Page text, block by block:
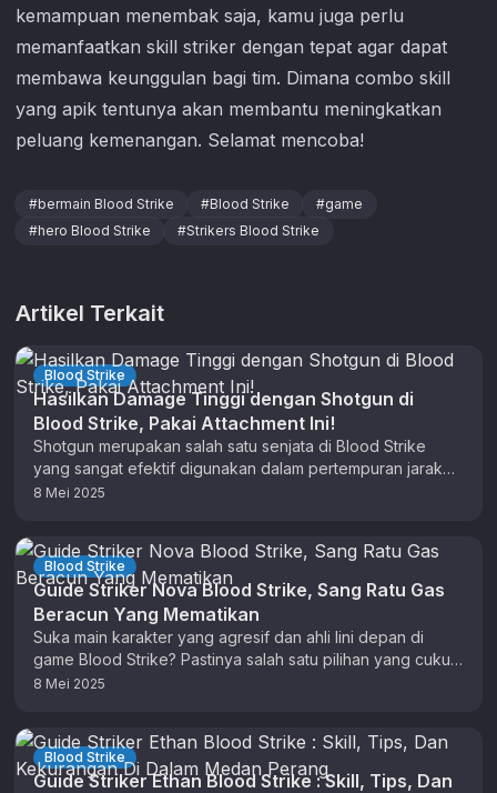
kemampuan menembak saja, kamu juga perlu
memanfaatkan skill striker dengan tepat agar dapat
membawa keunggulan bagi tim. Dimana combo skill
yang apik tentunya akan membantu meningkatkan
peluang kemenangan. Selamat mencoba!
#bermain Blood Strike #Blood Strike #game
#hero Blood Strike #Strikers Blood Strike
Artikel Terkait
Blood Strike
Hasilkan Damage Tinggi dengan Shotgun di
Blood Strike, Pakai Attachment Ini!
Shotgun merupakan salah satu senjata di Blood Strike
yang sangat efektif digunakan dalam pertempuran jarak
dekat. Itu karena senjata ini …
8 Mei 2025
Blood Strike
Guide Striker Nova Blood Strike, Sang Ratu Gas
Beracun Yang Mematikan
Suka main karakter yang agresif dan ahli lini depan di
game Blood Strike? Pastinya salah satu pilihan yang cukup
menarik …
8 Mei 2025
Blood Strike
Guide Striker Ethan Blood Strike : Skill, Tips, Dan